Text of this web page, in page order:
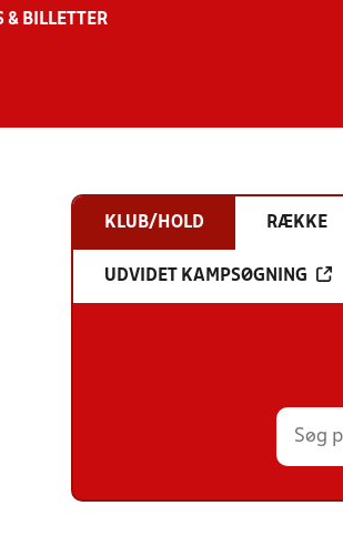
& BILLETTER
KLUB/HOLD RÆKKE
UDVIDET KAMPSØGNING